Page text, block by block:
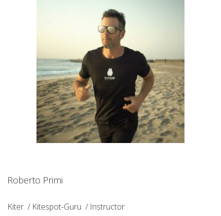
Roberto Primi
Kiter / Kitespot-Guru / Instructor